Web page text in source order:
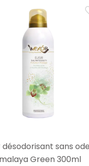
désodorisant sans
Green 300ml